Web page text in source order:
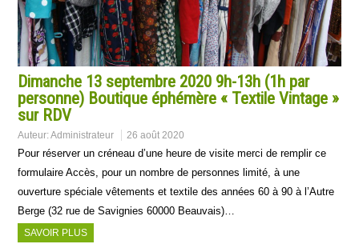
Dimanche 13 septembre 2020 9h-13h (1h par
personne) Boutique éphémère « Textile Vintage »
sur RDV
Auteur:Administrateur 26 août 2020
Pour réserver un créneau d’une heure de visite merci de remplir ce
formulaire Accès, pour un nombre de personnes limité, à une
ouverture spéciale vêtements et textile des années 60 à 90 à l’Autre
Berge (32 rue de Savignies 60000 Beauvais)…
SAVOIR PLUS